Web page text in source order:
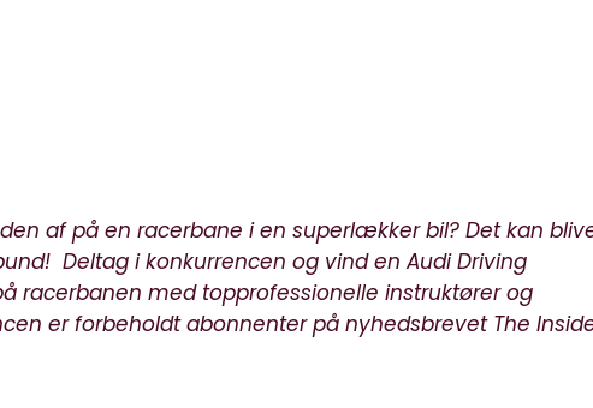
af på en racerbane i en superlækker bil? Det kan
Deltag i konkurrencen og vind en Audi Driving
racerbanen med topprofessionelle instruktører og
er forbeholdt abonnenter på nyhedsbrevet The